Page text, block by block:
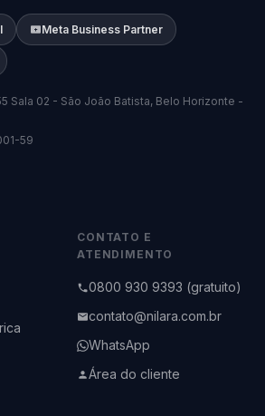
Meta Business Partner
Sala 02 - São João Batista, Belo Horizonte -
59
CONTATO E
ATENDIMENTO
0800 930 9393 (gratuito)
contato@nilara.com.br
WhatsApp
Área do cliente